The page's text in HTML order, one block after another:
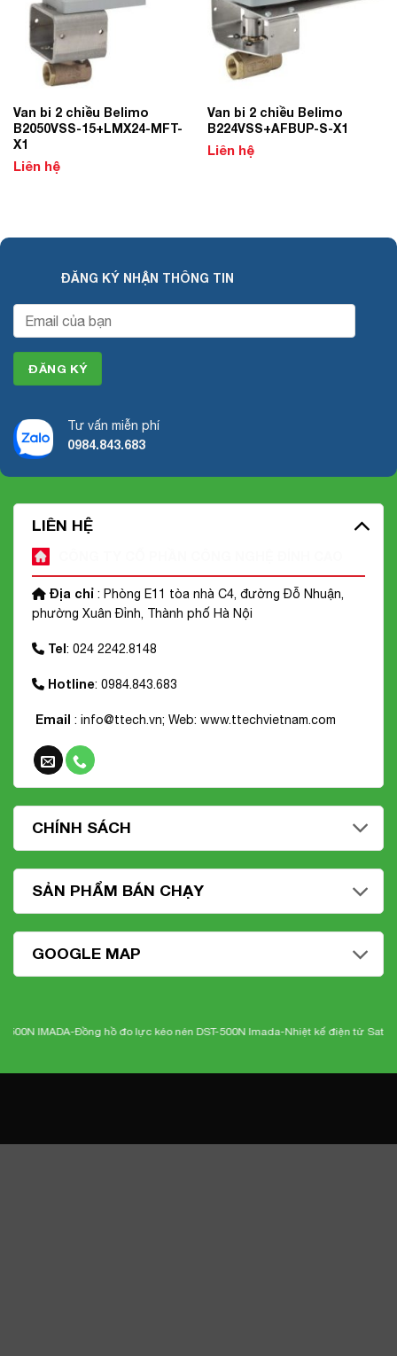
Van bi 2 chiều Belimo
B2050VSS-15+LMX24-MFT-
X1
Liên hệ
Van bi 2 chiều Belimo
B224VSS+AFBUP-S-X1
Liên hệ
ĐĂNG KÝ NHẬN THÔNG TIN
Tư vấn miễn phí
0984.843.683
LIÊN HỆ
Địa chỉ : Phòng E11 tòa nhà C4, đường Đỗ Nhuận,
phường Xuân Đỉnh, Thành phố Hà Nội
Tel: 024 2242.8148
Hotline: 0984.843.683
Email : info@ttech.vn; Web: www.ttechvietnam.com
CHÍNH SÁCH
SẢN PHẨM BÁN CHẠY
GOOGLE MAP
IMADA-Đồng hồ đo lực kéo nén DST-500N Imada-Nhiệt kế điện tử Sato SK-